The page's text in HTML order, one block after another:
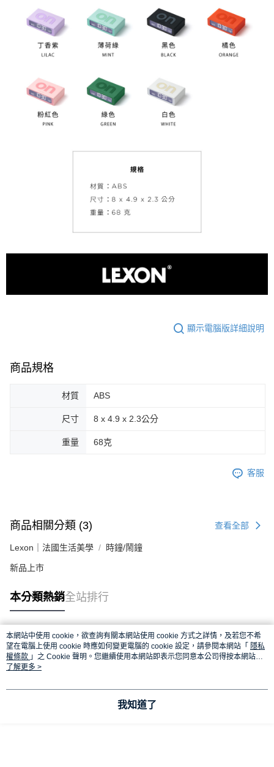
顯示電腦版詳細說明
商品規格
材質 ABS
尺寸 8 x 4.9 x 2.3公分
重量 68克
客服
商品相關分類 (3) 查看全部
Lexon｜法國生活美學 時鐘/鬧鐘
新品上市
本分類熱銷全站排行
熱門標籤
本網站中使用 cookie，欲查詢有關本網站使用 cookie 方式之詳情，及若您不希
望在電腦上使用 cookie 時應如何變更電腦的 cookie 設定，請參閱本網站「 隱私
權條款 」之 Cookie 聲明。您繼續使用本網站即表示您同意本公司得按本網站使
用條款之 Cookie 聲明使用 cookie。
了解更多 >
我知道了